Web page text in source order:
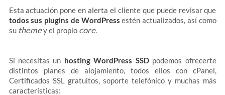
Esta actuación pone en alerta el cliente que puede revisar que
todos sus plugins de WordPress estén actualizados, así como
su themey el propio core.
Si necesitas un hosting WordPress SSDpodemos ofrecerte
distintos planes de alojamiento, todos ellos con cPanel,
Certificados SSL gratuitos, soporte telefónico y muchas más
características: